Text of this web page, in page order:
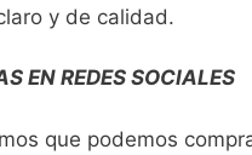
y de calidad.
EN REDES SOCIALES
que podemos